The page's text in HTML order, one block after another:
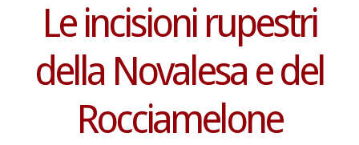
Le incisioni rupestri
della Novalesa e del
Rocciamelone